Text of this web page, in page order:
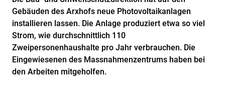
Gebäuden des Arxhofs neue Photovoltaikanlagen
installieren lassen. Die Anlage produziert etwa so viel
Strom, wie durchschnittlich 110
Zweipersonenhaushalte pro Jahr verbrauchen. Die
Eingewiesenen des Massnahmenzentrums haben bei
den Arbeiten mitgeholfen.